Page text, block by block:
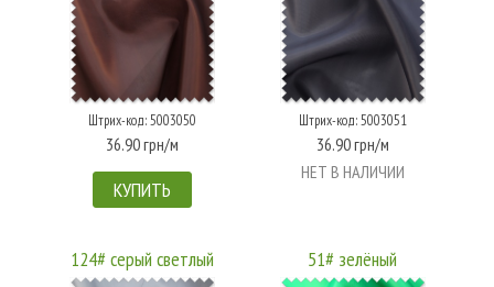
Штрих-код: 5003050
36.90 грн/м
КУПИТЬ
Штрих-код: 5003051
36.90 грн/м
НЕТ В НАЛИЧИИ
124# серый светлый 51# зелёный